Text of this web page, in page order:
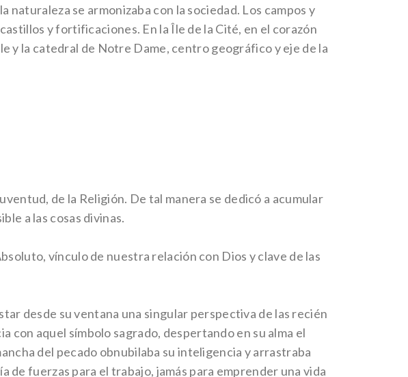
naturaleza se armonizaba con la sociedad. Los campos y
y fortificaciones. En la Île de la Cité, en el corazón
y la catedral de Notre Dame, centro geográfico y eje de la
de la Religión. De tal manera se dedicó a acumular
a las cosas divinas.
vínculo de nuestra relación con Dios y clave de las
desde su ventana una singular perspectiva de las recién
con aquel símbolo sagrado, despertando en su alma el
del pecado obnubilaba su inteligencia y arrastraba
de fuerzas para el trabajo, jamás para emprender una vida